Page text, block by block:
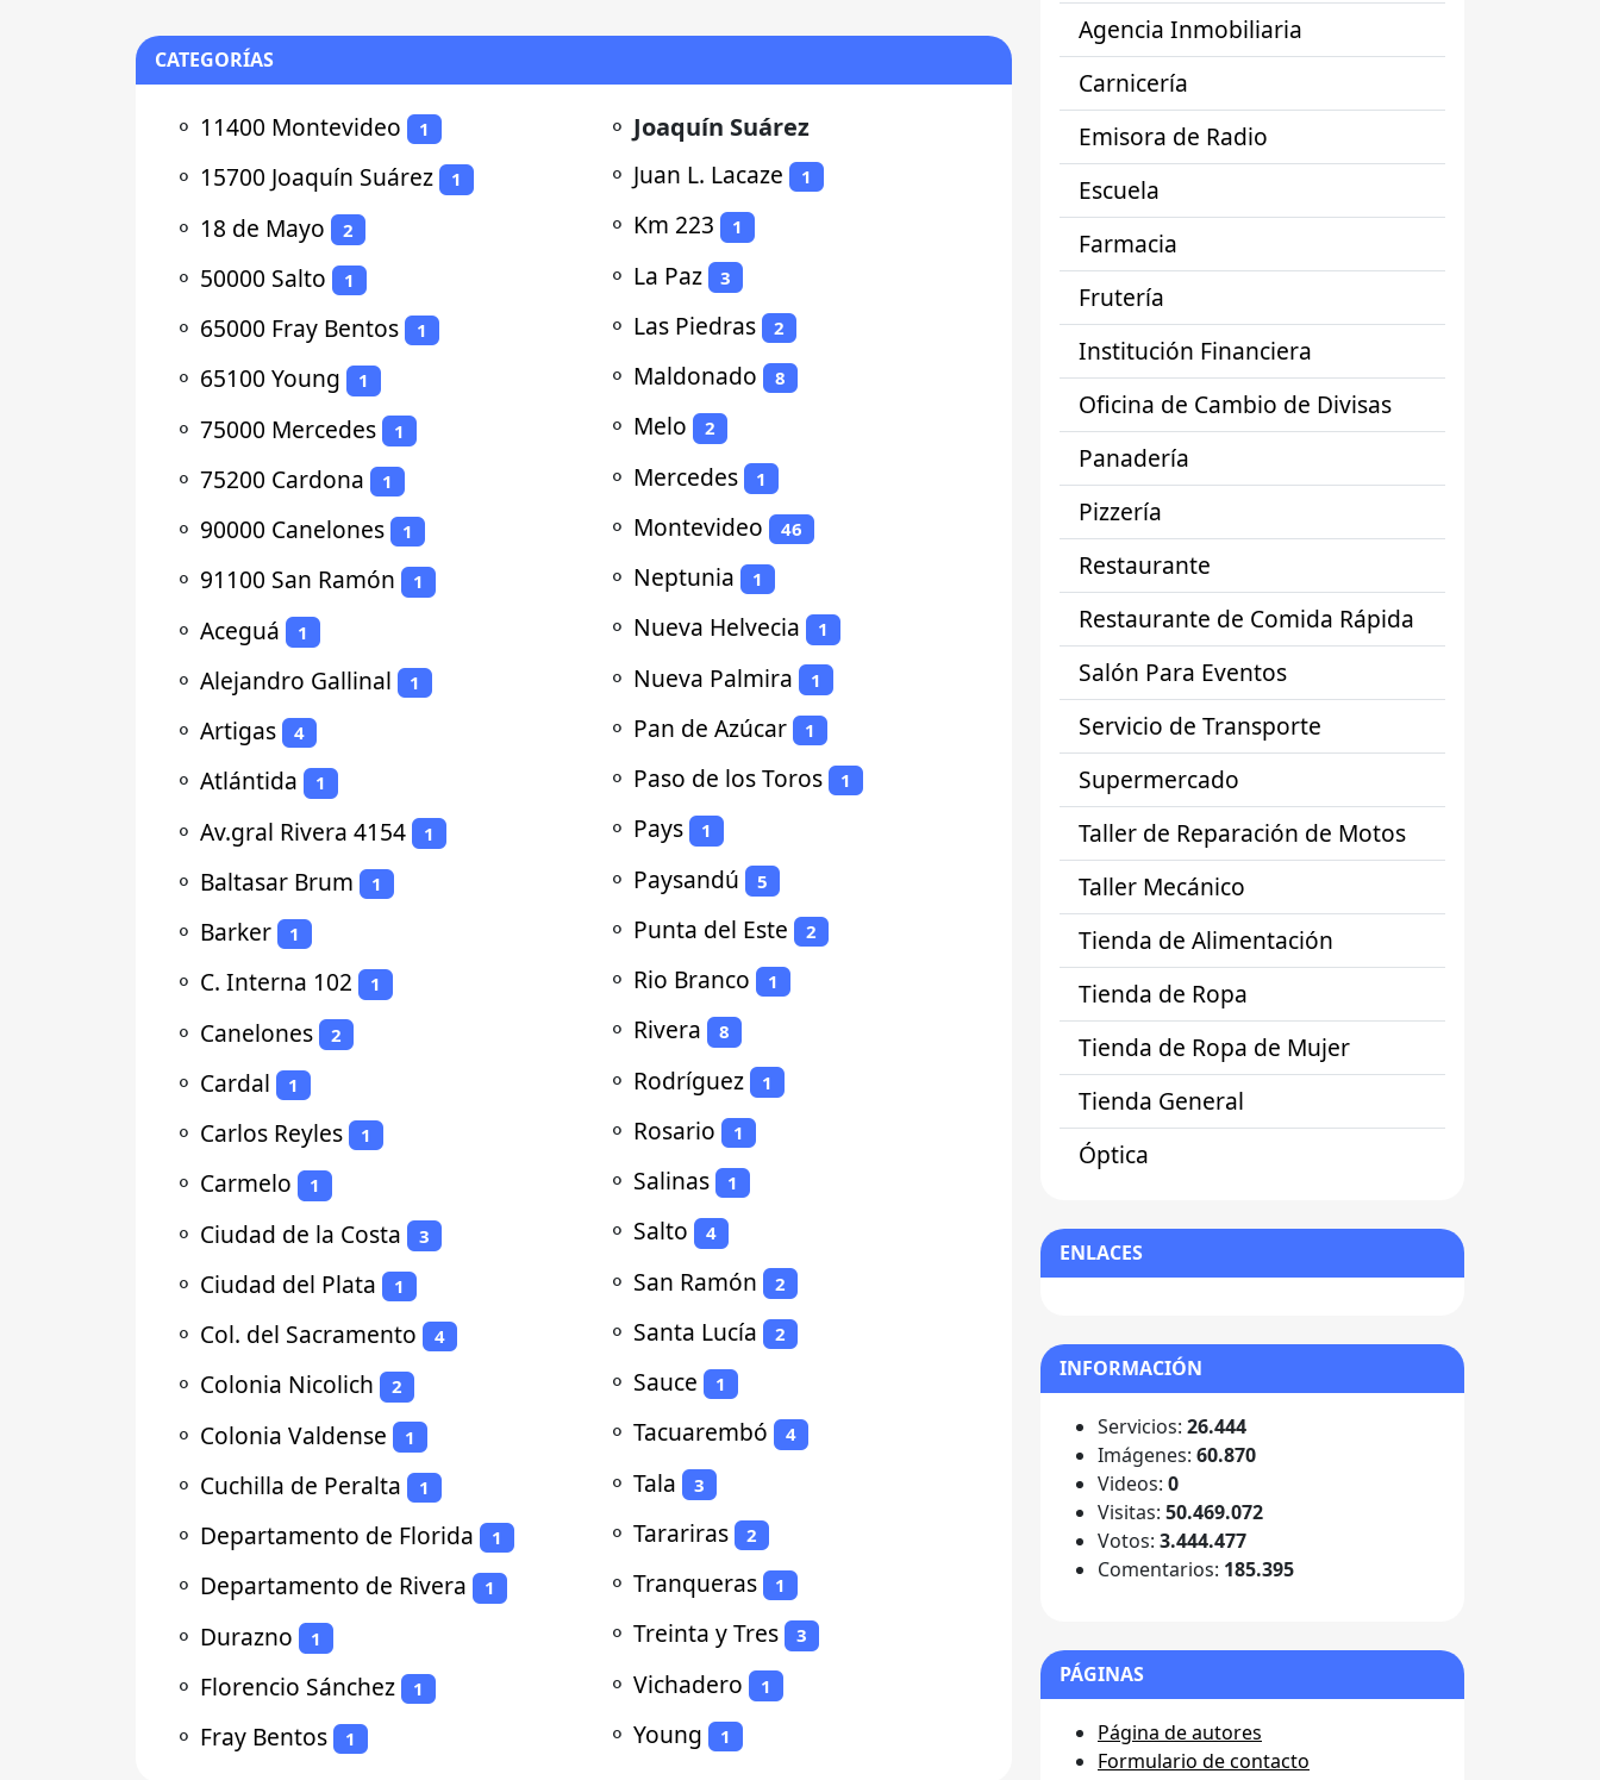
CATEGORÍAS
⚬ 11400 Montevideo 1
⚬ 15700 Joaquín Suárez 1
⚬ 18 de Mayo 2
⚬ 50000 Salto 1
⚬ 65000 Fray Bentos 1
⚬ 65100 Young 1
⚬ 75000 Mercedes 1
⚬ 75200 Cardona 1
⚬ 90000 Canelones 1
⚬ 91100 San Ramón 1
⚬ Aceguá 1
⚬ Alejandro Gallinal 1
⚬ Artigas 4
⚬ Atlántida 1
⚬ Av.gral Rivera 4154 1
⚬ Baltasar Brum 1
⚬ Barker 1
⚬ C. Interna 102 1
⚬ Canelones 2
⚬ Cardal 1
⚬ Carlos Reyles 1
⚬ Carmelo 1
⚬ Ciudad de la Costa 3
⚬ Ciudad del Plata 1
⚬ Col. del Sacramento 4
⚬ Colonia Nicolich 2
⚬ Colonia Valdense 1
⚬ Cuchilla de Peralta 1
⚬ Departamento de Florida 1
⚬ Departamento de Rivera 1
⚬ Durazno 1
⚬ Florencio Sánchez 1
⚬ Fray Bentos 1
⚬ Joaquín Suárez
⚬ Juan L. Lacaze 1
⚬ Km 223 1
⚬ La Paz 3
⚬ Las Piedras 2
⚬ Maldonado 8
⚬ Melo 2
⚬ Mercedes 1
⚬ Montevideo 46
⚬ Neptunia 1
⚬ Nueva Helvecia 1
⚬ Nueva Palmira 1
⚬ Pan de Azúcar 1
⚬ Paso de los Toros 1
⚬ Pays 1
⚬ Paysandú 5
⚬ Punta del Este 2
⚬ Rio Branco 1
⚬ Rivera 8
⚬ Rodríguez 1
⚬ Rosario 1
⚬ Salinas 1
⚬ Salto 4
⚬ San Ramón 2
⚬ Santa Lucía 2
⚬ Sauce 1
⚬ Tacuarembó 4
⚬ Tala 3
⚬ Tarariras 2
⚬ Tranqueras 1
⚬ Treinta y Tres 3
⚬ Vichadero 1
⚬ Young 1
Agencia Inmobiliaria
Carnicería
Emisora de Radio
Escuela
Farmacia
Frutería
Institución Financiera
Oficina de Cambio de Divisas
Panadería
Pizzería
Restaurante
Restaurante de Comida Rápida
Salón Para Eventos
Servicio de Transporte
Supermercado
Taller de Reparación de Motos
Taller Mecánico
Tienda de Alimentación
Tienda de Ropa
Tienda de Ropa de Mujer
Tienda General
Óptica
ENLACES
INFORMACIÓN
Servicios: 26.444
Imágenes: 60.870
Videos: 0
Visitas: 50.469.072
Votos: 3.444.477
Comentarios: 185.395
PÁGINAS
Página de autores
Formulario de contacto